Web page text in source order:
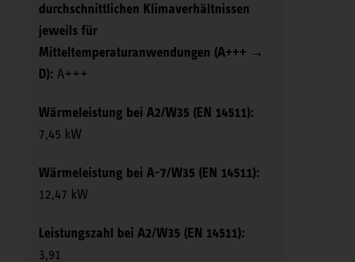
durchschnittlichen Klimaverhältnissen
jeweils für
Mitteltemperaturanwendungen (A+++ →
D): A+++
Wärmeleistung bei A2/W35 (EN 14511):
7,45 kW
Wärmeleistung bei A-7/W35 (EN 14511):
12,47 kW
Leistungszahl bei A2/W35 (EN 14511):
3,91